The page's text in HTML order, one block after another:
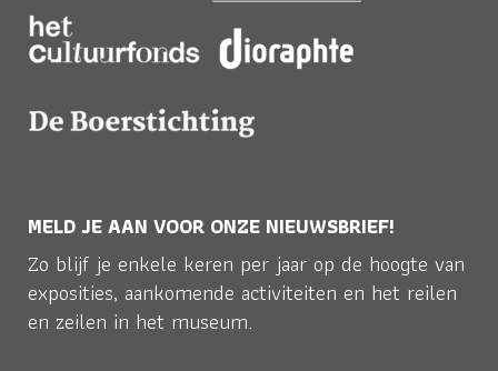
MELD JE AAN VOOR ONZE NIEUWSBRIEF!
Zo blijf je enkele keren per jaar op de hoogte van
exposities, aankomende activiteiten en het reilen
en zeilen in het museum.